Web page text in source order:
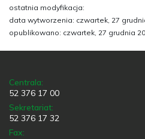
ostatnia modyfikacja:
data wytworzenia: czwartek, 27
opublikowano: czwartek, 27 grudnia
Centrala:
52 376 17 00
Sekretariat:
52 376 17 32
Fax: